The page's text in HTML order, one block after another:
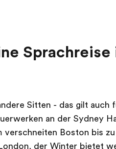
Sitten - das gilt auch
an der Sydney
verschneiten Boston bis
der Winter bietet